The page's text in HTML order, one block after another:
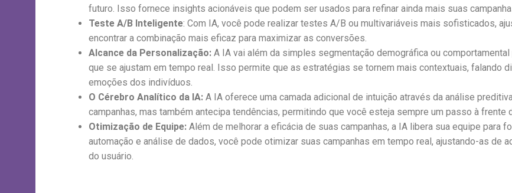
futuro. Isso fornece insights acionáveis que podem ser usados para refinar ainda mais suas
Teste A/B Inteligente: Com IA, você pode realizar testes A/B ou multivariáveis mais sofisticados,
encontrar a combinação mais eficaz para maximizar as conversões.
Alcance da Personalização: A IA vai além da simples segmentação demográfica ou
que se ajustam em tempo real. Isso permite que as estratégias se tornem mais contextuais, falando
emoções dos indivíduos.
O Cérebro Analítico da IA: A IA oferece uma camada adicional de intuição através da análise
campanhas, mas também antecipa tendências, permitindo que você esteja sempre um passo à frente
Otimização de Equipe: Além de melhorar a eficácia de suas campanhas, a IA libera sua equipe para
automação e análise de dados, você pode otimizar suas campanhas em tempo real, ajustando-as de
do usuário.